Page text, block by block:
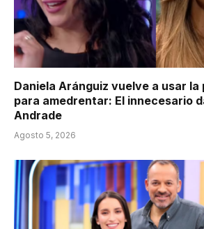
Daniela Aránguiz vuelve a usar
para amedrentar: El innecesario
Andrade
Agosto 5, 2026